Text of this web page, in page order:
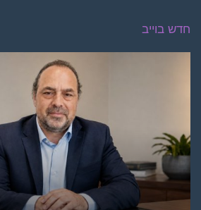
חדש בוייב